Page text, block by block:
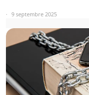
9 septembre 2025